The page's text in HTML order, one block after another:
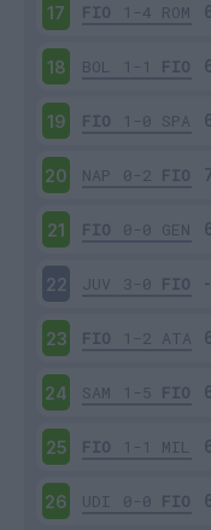
17 FIO 1-4 ROM
18 BOL 1-1 FIO
19 FIO 1-0 SPA
20 NAP 0-2 FIO
21 FIO 0-0 GEN
22 JUV 3-0 FIO
23 FIO 1-2 ATA
24 SAM 1-5 FIO
25 FIO 1-1 MIL
26 UDI 0-0 FIO